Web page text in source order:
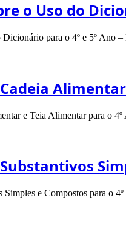
o Uso do
para o 4º e 5º Ano
e Teia Alimentar para o
Simples e Compostos para o